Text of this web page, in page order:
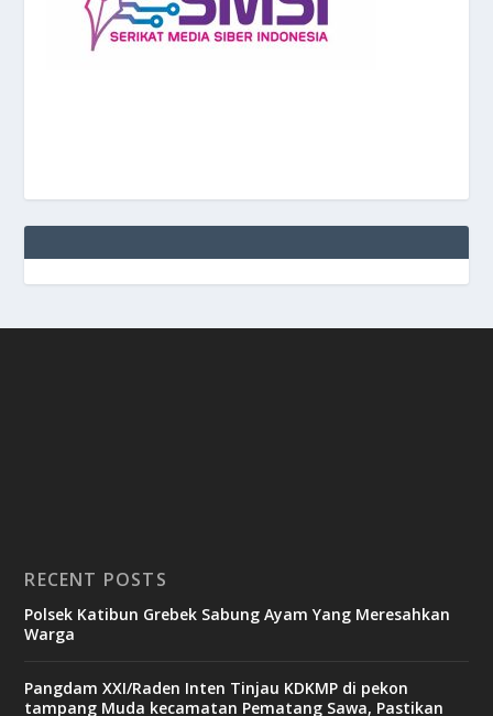
RECENT POSTS
Polsek Katibun Grebek Sabung Ayam Yang Meresahkan
Warga
Pangdam XXI/Raden Inten Tinjau KDKMP di pekon
tampang Muda kecamatan Pematang Sawa, Pastikan